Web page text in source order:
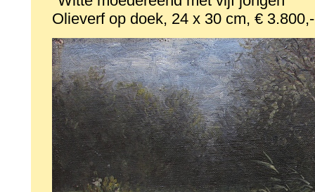
Olieverf op doek, 24 x 30 cm, €